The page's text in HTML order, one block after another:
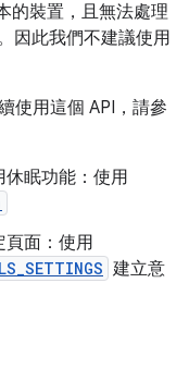
的裝置，且無法處理
因此我們不建議使用
使用這個 API，請參
眠功能：使用
頁面：使用
建立意